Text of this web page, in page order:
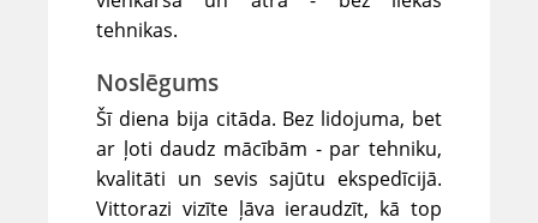
tehnikas.
Noslēgums
Šī diena bija citāda. Bez lidojuma, bet
ar ļoti daudz mācībām - par tehniku,
kvalitāti un sevis sajūtu ekspedīcijā.
Vittorazi vizīte ļāva ieraudzīt, kā top